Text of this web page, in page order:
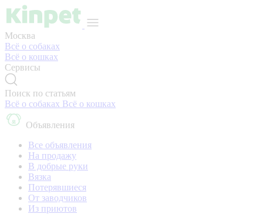
Москва
Всё о собаках
Всё о кошках
Сервисы
Поиск по статьям
Всё о собаках Всё о кошках
Объявления
Все объявления
На продажу
В добрые руки
Вязка
Потерявшиеся
От заводчиков
Из приютов